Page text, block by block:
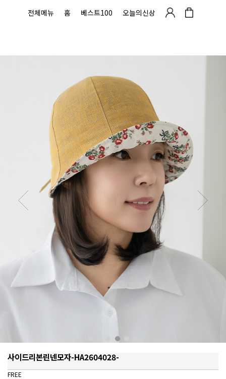
전체메뉴 홈 베스트100 오늘의신상
사이드리본린넨모자-HA2604028-
FREE